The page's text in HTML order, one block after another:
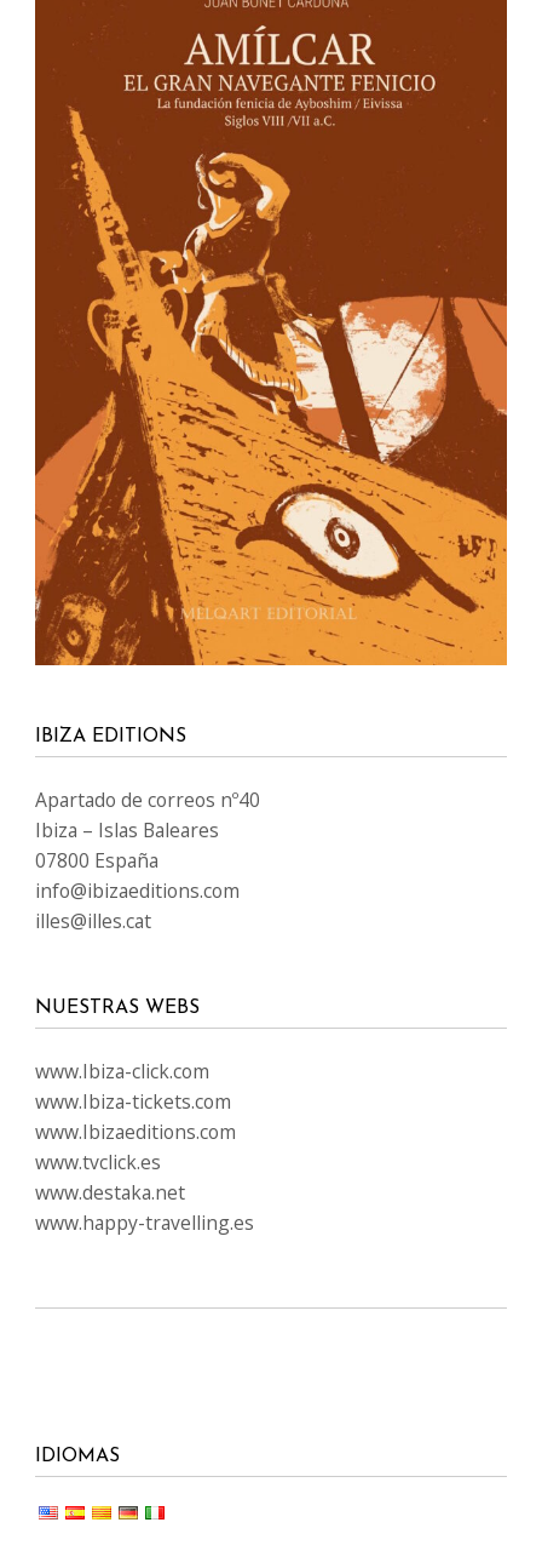
IBIZA EDITIONS
Apartado de correos nº40
Ibiza – Islas Baleares
07800 España
info@ibizaeditions.com
illes@illes.cat
NUESTRAS WEBS
www.Ibiza-click.com
www.Ibiza-tickets.com
www.Ibizaeditions.com
www.tvclick.es
www.destaka.net
www.happy-travelling.es
IDIOMAS